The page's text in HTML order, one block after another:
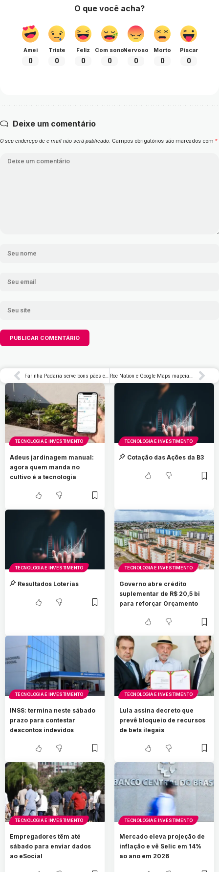
O que você acha?
Amei
0
Triste
0
Feliz
0
Com sono
0
Nervoso
0
Morto
0
Piscar
0
Deixe um comentário
O seu endereço de e-mail não será publicado. Campos obrigatórios são marcados com *
TECNOLOGIA E INVESTIMENTO
Adeus jardinagem manual:
agora quem manda no
cultivo é a tecnologia
TECNOLOGIA E INVESTIMENTO
Cotação das Ações da B3
TECNOLOGIA E INVESTIMENTO
Resultados Loterias
TECNOLOGIA E INVESTIMENTO
Governo abre crédito
suplementar de R$ 20,5 bi
para reforçar Orçamento
TECNOLOGIA E INVESTIMENTO
INSS: termina neste sábado
prazo para contestar
descontos indevidos
TECNOLOGIA E INVESTIMENTO
Lula assina decreto que
prevê bloqueio de recursos
de bets ilegais
TECNOLOGIA E INVESTIMENTO
Empregadores têm até
sábado para enviar dados
ao eSocial
TECNOLOGIA E INVESTIMENTO
Mercado eleva projeção de
inflação e vê Selic em 14%
ao ano em 2026